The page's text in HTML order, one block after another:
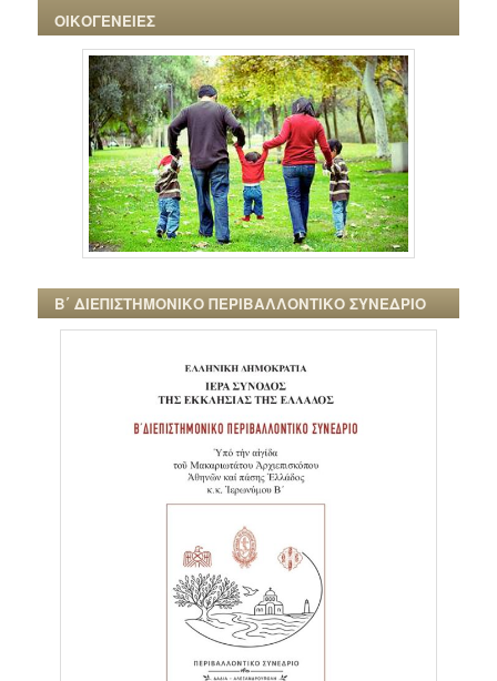
ΟΙΚΟΓΕΝΕΙΕΣ
Β΄ ΔΙΕΠΙΣΤΗΜΟΝΙΚΟ ΠΕΡΙΒΑΛΛΟΝΤΙΚΟ ΣΥΝΕΔΡΙΟ